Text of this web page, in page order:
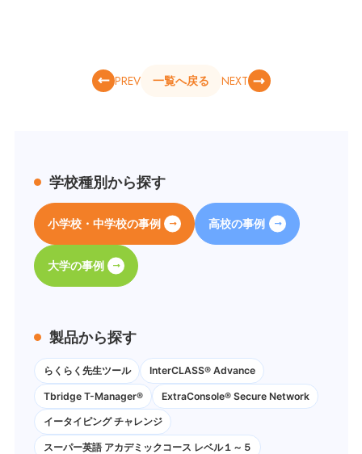
PREV 一覧へ戻る NEXT
学校種別から探す
小学校・中学校の事例 高校の事例
大学の事例
製品から探す
らくらく先生ツール InterCLASS® Advance
Tbridge T-Manager® ExtraConsole® Secure Network
イータイピング チャレンジ
スーパー英語 アカデミックコース レベル１～５